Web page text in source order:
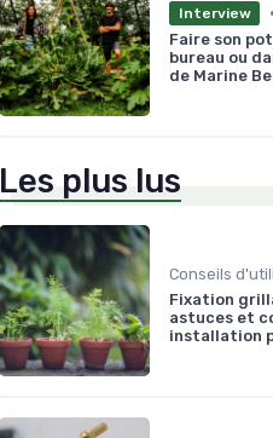
Interview •
Faire son
bureau ou
de Marine
Les plus lus
Conseils
Fixation
astuces et
installation